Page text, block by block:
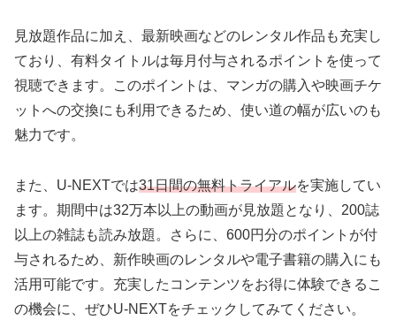
見放題作品に加え、最新映画などのレンタル作品も充実し
ており、有料タイトルは毎月付与されるポイントを使って
視聴できます。このポイントは、マンガの購入や映画チケ
ットへの交換にも利用できるため、使い道の幅が広いのも
魅力です。
また、U-NEXTでは31日間の無料トライアルを実施してい
ます。期間中は32万本以上の動画が見放題となり、200誌
以上の雑誌も読み放題。さらに、600円分のポイントが付
与されるため、新作映画のレンタルや電子書籍の購入にも
活用可能です。充実したコンテンツをお得に体験できるこ
の機会に、ぜひU-NEXTをチェックしてみてください。